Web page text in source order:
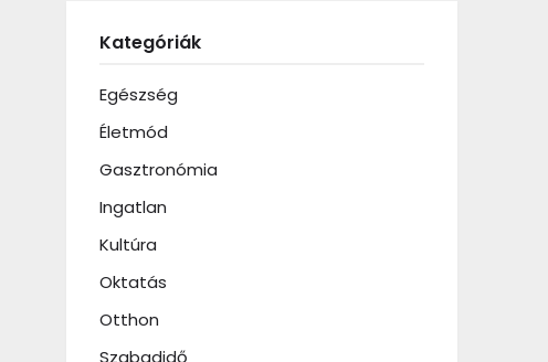
Kategóriák
Egészség
Életmód
Gasztronómia
Ingatlan
Kultúra
Oktatás
Otthon
Szabadidő